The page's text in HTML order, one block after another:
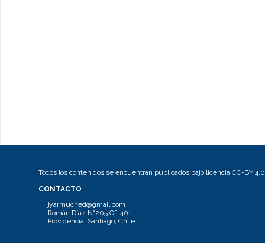
Todos los contenidos se encuentran publicados bajo licencia CC-BY 4.0
CONTACTO
jyarmuched@gmail.com
Román Díaz N°205 Of. 401.
Providencia, Santiago, Chile